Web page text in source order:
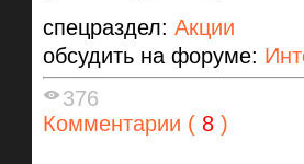
спецраздел: Акции
обсудить на форуме:
376
Комментарии ( 8 )